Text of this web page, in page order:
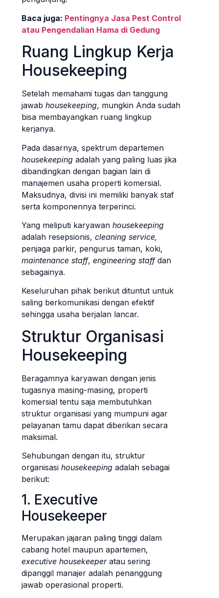
Baca juga: Pentingnya Jasa Pest Control
atau Pengendalian Hama di Gedung
Ruang Lingkup Kerja
Housekeeping
Setelah memahami tugas dan tanggung
jawab housekeeping, mungkin Anda sudah
bisa membayangkan ruang lingkup
kerjanya.
Pada dasarnya, spektrum departemen
housekeeping adalah yang paling luas jika
dibandingkan dengan bagian lain di
manajemen usaha properti komersial.
Maksudnya, divisi ini memiliki banyak staf
serta komponennya terperinci.
Yang meliputi karyawan housekeeping
adalah resepsionis, cleaning service,
penjaga parkir, pengurus taman, koki,
maintenance staff, engineering staff dan
sebagainya.
Keseluruhan pihak berikut dituntut untuk
saling berkomunikasi dengan efektif
sehingga usaha berjalan lancar.
Struktur Organisasi
Housekeeping
Beragamnya karyawan dengan jenis
tugasnya masing-masing, properti
komersial tentu saja membutuhkan
struktur organisasi yang mumpuni agar
pelayanan tamu dapat diberikan secara
maksimal.
Sehubungan dengan itu, struktur
organisasi housekeeping adalah sebagai
berikut:
1. Executive
Housekeeper
Merupakan jajaran paling tinggi dalam
cabang hotel maupun apartemen,
executive housekeeper atau sering
dipanggil manajer adalah penanggung
jawab operasional properti.